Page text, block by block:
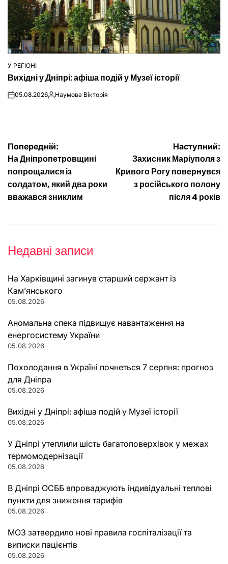
ОПУБЛІКУВАТИ
У
У РЕГІОНІ
Вихідні у Дніпрі: афіша подій у Музеї історії
on05.08.2026Опубліковано
Наумова Вікторія
Навігація
записів
Попередній:
На Дніпропетровщині
попрощалися із
солдатом, який два роки
вважався зниклим
Наступний:
Захисник Маріуполя з
Кривого Рогу повернувся
з російського полону
після 4 років
Недавні записи
На Харківщині загинув старший сержант із
Кам’янського
05.08.2026
Аномальна спека підвищує навантаження на
енергосистему України
05.08.2026
Похолодання в Україні почнеться 7 серпня: прогноз
для Дніпра
05.08.2026
Вихідні у Дніпрі: афіша подій у Музеї історії
05.08.2026
У Дніпрі утеплили шість багатоповерхівок у межах
термомодернізації
05.08.2026
В Дніпрі ОСББ впроваджують індивідуальні теплові
пункти для зниження тарифів
05.08.2026
МОЗ затвердило нові правила госпіталізації та
виписки пацієнтів
05.08.2026